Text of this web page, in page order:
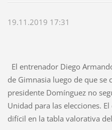
19.11.2019 17:31
El entrenador Diego
de Gimnasia luego de que se
presidente Domínguez no
Unidad para las elecciones.
difícil en la tabla valorativa